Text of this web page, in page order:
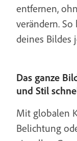
entfernen,
verändern.
deines Bildes
Das ganze
und Stil
Mit globalen
Belichtung